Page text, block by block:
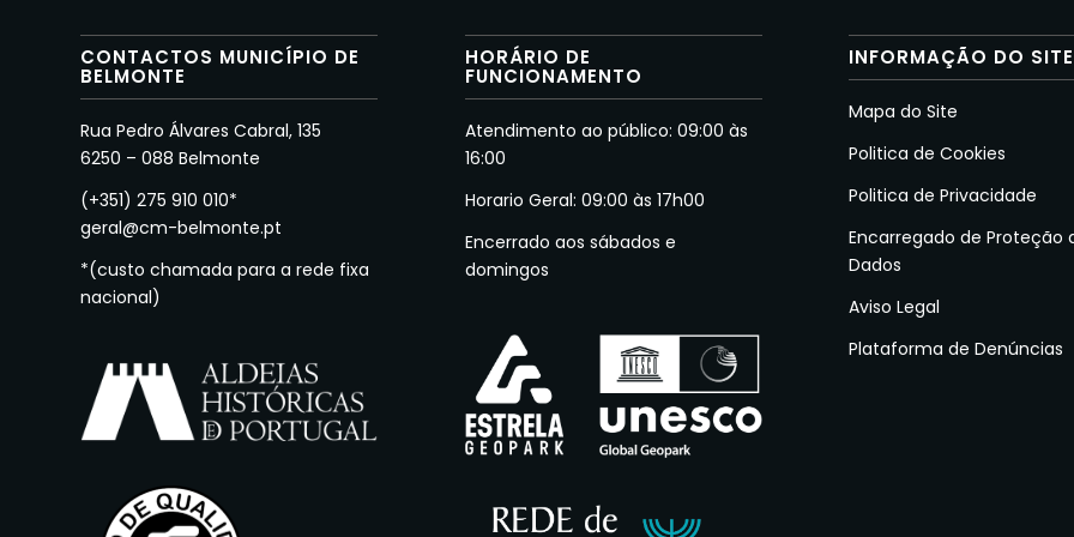
CONTACTOS MUNICÍPIO DE
BELMONTE
Rua Pedro Álvares Cabral, 135
6250 – 088 Belmonte
(+351) 275 910 010*
geral@cm-belmonte.pt
*(custo chamada para a rede fixa
nacional)
HORÁRIO DE
FUNCIONAMENTO
Atendimento ao público: 09:00 às
16:00
Horario Geral: 09:00 às 17h00
Encerrado aos sábados e
domingos
INFORMAÇÃO DO SITE
Mapa do Site
Politica de Cookies
Politica de Privacidade
Encarregado de Proteção
Dados
Aviso Legal
Plataforma de Denúncias